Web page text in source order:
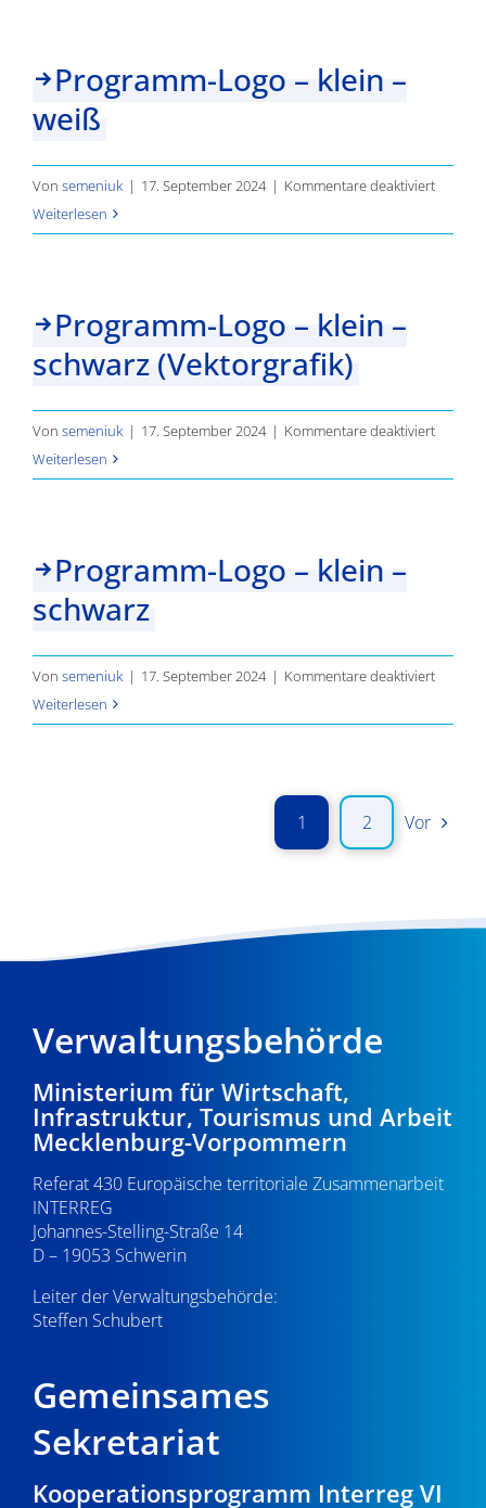
Programm-Logo – klein –
weiß
Von semeniuk | 17. September 2024 | Kommentare deaktiviertfür
Logo
Weiterlesen
Programm-Logo – klein –
schwarz (Vektorgrafik)
Von semeniuk | 17. September 2024 | Kommentare deaktiviertfür
Logo
Weiterlesen
Programm-Logo – klein –
schwarz
Von semeniuk | 17. September 2024 | Kommentare deaktiviertfür
Logo
Weiterlesen
1 2 Vor
Verwaltungsbehörde
Ministerium für Wirtschaft,
Infrastruktur, Tourismus und Arbeit
Mecklenburg-Vorpommern
Referat 430 Europäische territoriale Zusammenarbeit
INTERREG
Johannes-Stelling-Straße 14
D – 19053 Schwerin
Leiter der Verwaltungsbehörde:
Steffen Schubert
Gemeinsames
Sekretariat
Kooperationsprogramm Interreg VI